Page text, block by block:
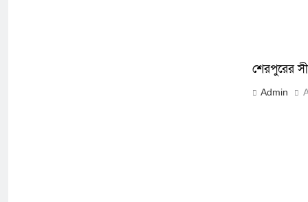
শেরপুরের
Admin